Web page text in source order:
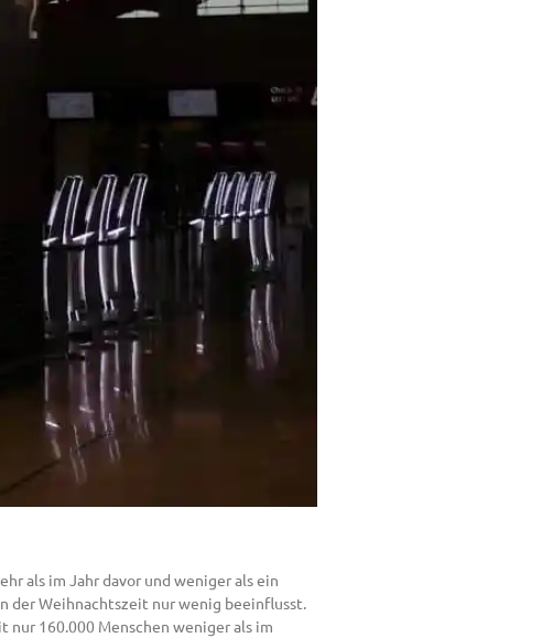
als im Jahr davor und weniger als ein
der Weihnachtszeit nur wenig beeinflusst.
160.000 Menschen weniger als im